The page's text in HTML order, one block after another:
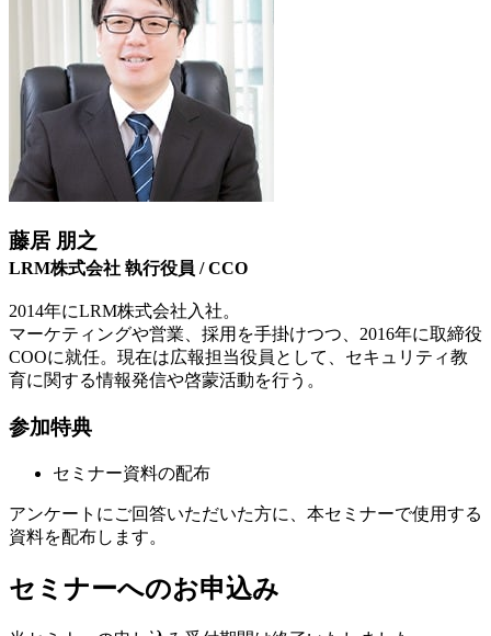
藤居 朋之
LRM株式会社 執行役員 / CCO
2014年にLRM株式会社入社。
マーケティングや営業、採用を手掛けつつ、2016年に取締役
COOに就任。現在は広報担当役員として、セキュリティ教
育に関する情報発信や啓蒙活動を行う。
参加特典
セミナー資料の配布
アンケートにご回答いただいた方に、本セミナーで使用する
資料を配布します。
セミナーへのお申込み